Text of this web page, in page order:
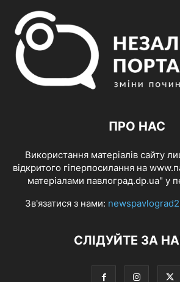
ПРО НАС
Використання матеріалів сайту
відкритого гіперпосилання на
матеріалами павлоград.dp.ua" у
Зв'язатися з нами:
СЛІДУЙТЕ ЗА